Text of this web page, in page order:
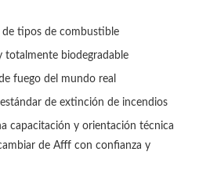
tipos de combustible
totalmente biodegradable
fuego del mundo real
de extinción de incendios
capacitación y orientación técnica
de Afff con confianza y